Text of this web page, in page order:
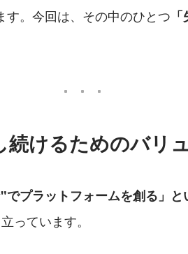
す。今回は、その中のひとつ
続けるためのバリ
"でプラットフォームを創る」
っています。